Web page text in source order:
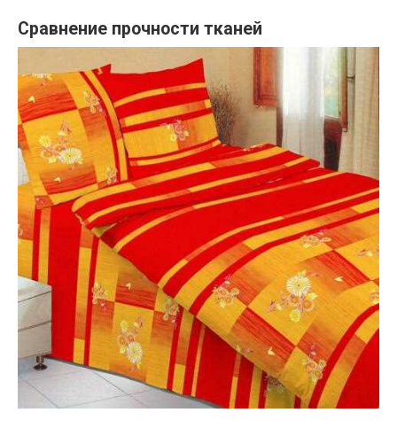
Сравнение прочности тканей